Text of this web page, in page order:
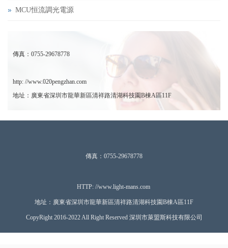
MCU恒流調光電源
傳真：0755-29678778
http: //www.020pengzhan.com
地址：廣東省深圳市龍華新區清祥路清湖科技園B棟A區11F
傳真：0755-29678778
HTTP: //www.light-mans.com
地址：廣東省深圳市龍華新區清祥路清湖科技園B棟A區11F
CopyRight 2016-2022 All Right Reserved 深圳市萊盟斯科技有限公司